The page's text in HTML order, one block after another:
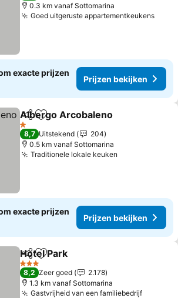
0.3 km vanaf Sottomarina
Goed uitgeruste appartementkeukens
exacte prijzen
Prijzen bekijken
DelenToevoegen aan favorieten
Albergo Arcobaleno
1 Sterren
8,7 Uitstekend
204
0.5 km vanaf Sottomarina
Traditionele lokale keuken
exacte prijzen
Prijzen bekijken
DelenToevoegen aan favorieten
Hotel Park
3 Sterren
8,2 Zeer goed
2.178
1.3 km vanaf Sottomarina
Gastvrijheid van een familiebedrijf